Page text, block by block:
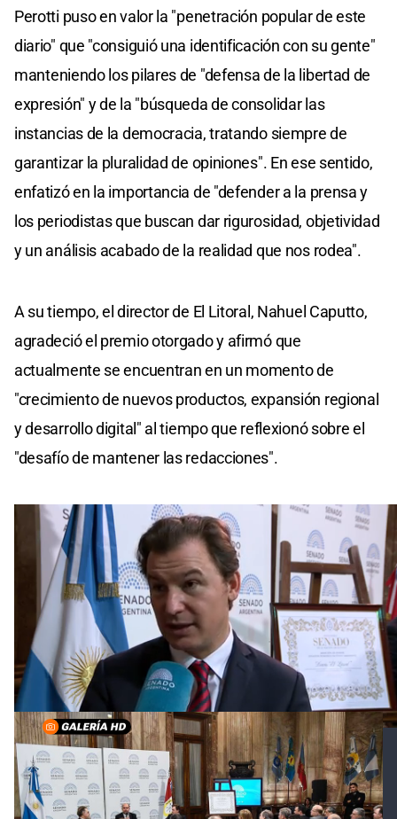
Perotti puso en valor la "penetración popular de este
diario" que "consiguió una identificación con su gente"
manteniendo los pilares de "defensa de la libertad de
expresión" y de la "búsqueda de consolidar las
instancias de la democracia, tratando siempre de
garantizar la pluralidad de opiniones". En ese sentido,
enfatizó en la importancia de "defender a la prensa y
los periodistas que buscan dar rigurosidad, objetividad
y un análisis acabado de la realidad que nos rodea".
A su tiempo, el director de El Litoral, Nahuel Caputto,
agradeció el premio otorgado y afirmó que
actualmente se encuentran en un momento de
"crecimiento de nuevos productos, expansión regional
y desarrollo digital" al tiempo que reflexionó sobre el
"desafío de mantener las redacciones".
"Es una gran alegría y un enorme orgullo estar al
frente de este momento de El Litoral en estos 100
años", señaló Caputto. Y agregó: "Estamos en un
momento muy importante de nuestra historia en la
que nos hemos acomdoado a las nuevas tecnologías
y estamos muy contentos".